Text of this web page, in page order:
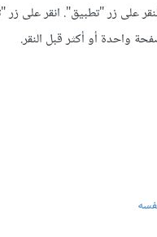
على زر "تطبيق". انقر على زر
واحدة أو أكثر قبل النقر.